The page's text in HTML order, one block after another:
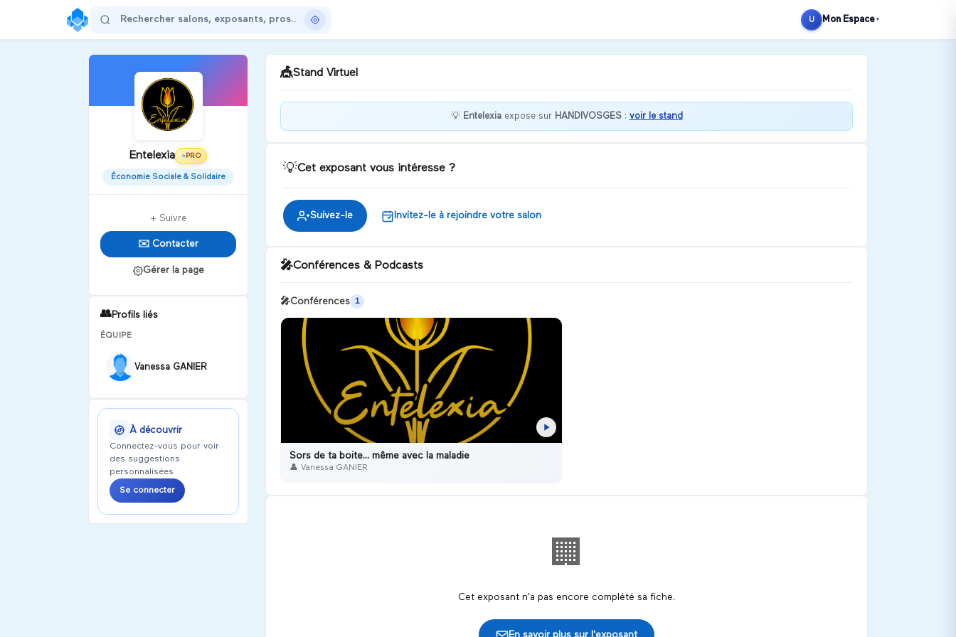
U Mon Espace ▼
Entelexia ⭐ PRO
Économie Sociale & Solidaire
+ Suivre
✉️ Contacter
Gérer la page
👥Profils liés
ÉQUIPE
Vanessa GANIER
À découvrir
Connectez-vous pour voir
des suggestions
personnalisées
Se connecter
🎪Stand Virtuel
Merci d'être ici. Que puis-je
💡 Entelexiaexpose sur HANDIVOSGES: voir le stand
💡Cet exposant vous intéresse ?
Suivez-le Invitez-le à rejoindre votre salon
🎤Conférences & Podcasts
🎤Conférences 1
Sors de ta boite... même avec la maladie
👤 Vanessa GANIER
🏢
Cet exposant n'a pas encore complété sa fiche.